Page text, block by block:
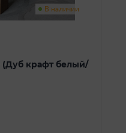
В наличии
крафт белый/